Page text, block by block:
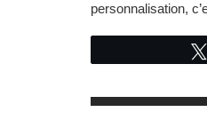
personnalisation,